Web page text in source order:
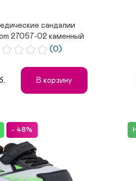
сандалии
27057-02 каменный
графит
(0)
В корзину
- 48%